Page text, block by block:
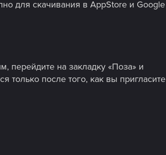
для скачивания в AppStore и Google
перейдите на закладку «Поза» и
только после того, как вы пригласите